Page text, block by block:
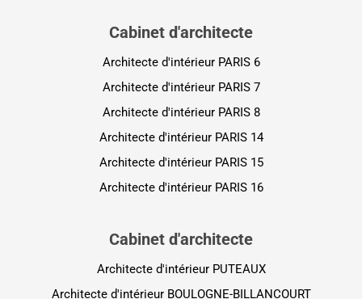
Cabinet d'architecte
Architecte d'intérieur PARIS 6
Architecte d'intérieur PARIS 7
Architecte d'intérieur PARIS 8
Architecte d'intérieur PARIS 14
Architecte d'intérieur PARIS 15
Architecte d'intérieur PARIS 16
Cabinet d'architecte
Architecte d'intérieur PUTEAUX
Architecte d'intérieur BOULOGNE-BILLANCOURT